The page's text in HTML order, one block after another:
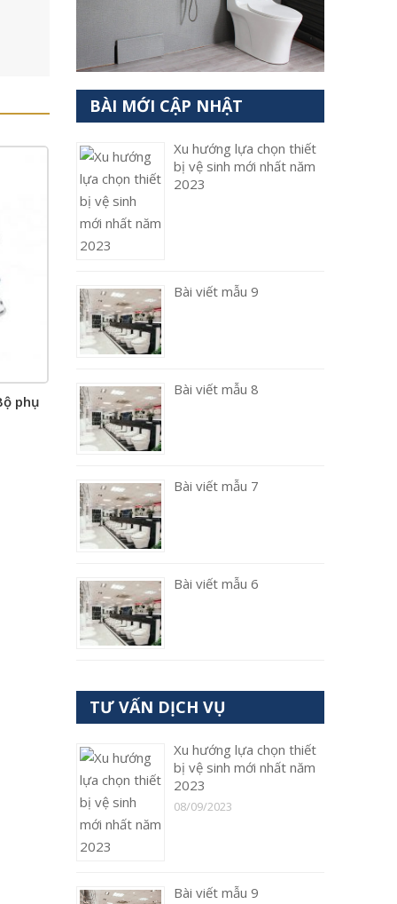
phụ
BÀI MỚI CẬP NHẬT
Xu hướng lựa chọn thiết
bị vệ sinh mới nhất năm
2023
Bài viết mẫu 9
Bài viết mẫu 8
Bài viết mẫu 7
Bài viết mẫu 6
TƯ VẤN DỊCH VỤ
Xu hướng lựa chọn thiết
bị vệ sinh mới nhất năm
2023
08/09/2023
Bài viết mẫu 9